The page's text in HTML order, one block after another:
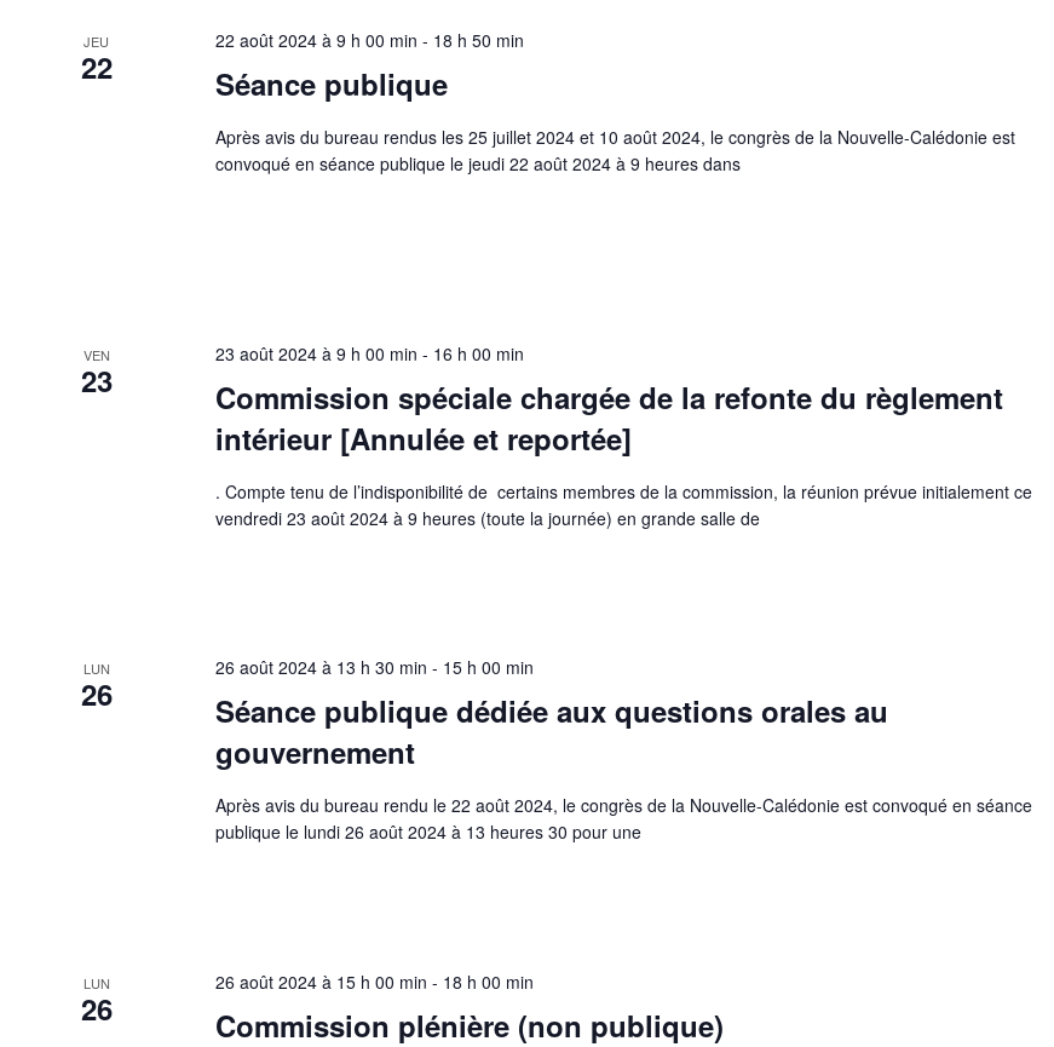
JEU
22 Séance publique
22 août 2024 à 9 h 00 min - 18 h 50 min
Après avis du bureau rendus les 25 juillet 2024 et 10 août 2024, le congrès de la Nouvelle-Calédonie est
convoqué en séance publique le jeudi 22 août 2024 à 9 heures dans
VEN
23
Commission spéciale chargée de la refonte du règlement
intérieur [Annulée et reportée]
23 août 2024 à 9 h 00 min - 16 h 00 min
. Compte tenu de l’indisponibilité de certains membres de la commission, la réunion prévue initialement ce
vendredi 23 août 2024 à 9 heures (toute la journée) en grande salle de
LUN
26
Séance publique dédiée aux questions orales au
gouvernement
26 août 2024 à 13 h 30 min - 15 h 00 min
Après avis du bureau rendu le 22 août 2024, le congrès de la Nouvelle-Calédonie est convoqué en séance
publique le lundi 26 août 2024 à 13 heures 30 pour une
LUN
26 Commission plénière (non publique)
26 août 2024 à 15 h 00 min - 18 h 00 min